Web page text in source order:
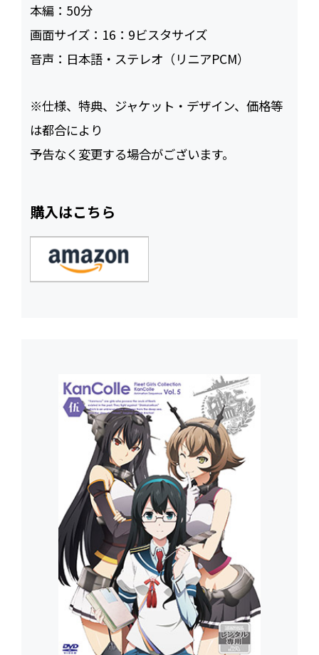
本編： 50
画面サイズ： 16：9ビスタサイズ
音声： 日本語・ステレオ（リニアPCM）
※仕様、特典、ジャケット・デザイン、価格等
は都合により
予告なく変更する場合がございます。
購入はこちら